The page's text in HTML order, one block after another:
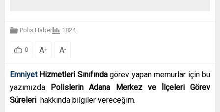
Polis Haber 1824
0 A+ A-
EmniyetHizmetleri Sınıfındagörev yapan memurlar için bu
yazımızda Polislerin Adana Merkez ve İlçeleri Görev
Süreleri hakkında bilgiler vereceğim.